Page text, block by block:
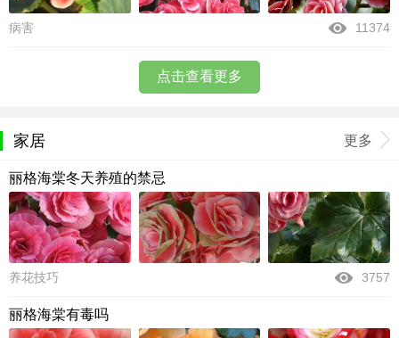
病害 11374
点击查看更多
家居 更多
丽格海棠冬天养殖的禁忌
养花技巧 3757
丽格海棠有毒吗